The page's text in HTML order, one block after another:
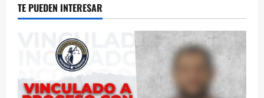
TE PUEDEN INTERESAR